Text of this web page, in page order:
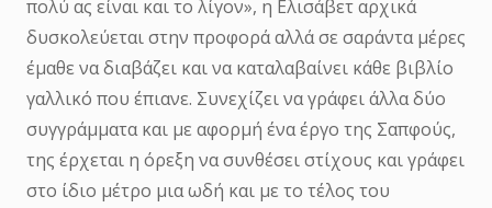
πολύ ας είναι και το λίγον», η Ελισάβετ αρχικά
δυσκολεύεται στην προφορά αλλά σε σαράντα μέρες
έμαθε να διαβάζει και να καταλαβαίνει κάθε βιβλίο
γαλλικό που έπιανε. Συνεχίζει να γράφει άλλα δύο
συγγράμματα και με αφορμή ένα έργο της Σαπφούς,
της έρχεται η όρεξη να συνθέσει στίχους και γράφει
στο ίδιο μέτρο μια ωδή και με το τέλος του